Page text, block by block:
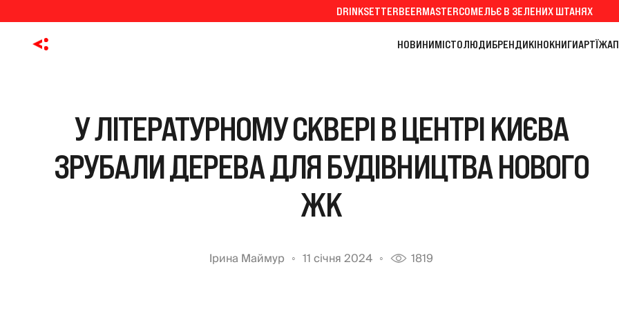
DRINKSETTERBEERMASTERСОМЕЛЬЄ В ЗЕЛЕНИХ ШТАНЯХ
НОВИНИМІСТОЛЮДИБРЕНДИКІНОКНИГИАРТЇЖА
У ЛІТЕРАТУРНОМУ СКВЕРІ В ЦЕНТРІ КИЄВА
ЗРУБАЛИ ДЕРЕВА ДЛЯ БУДІВНИЦТВА НОВОГО
ЖК
Ірина Маймур 11 січня 2024 1819